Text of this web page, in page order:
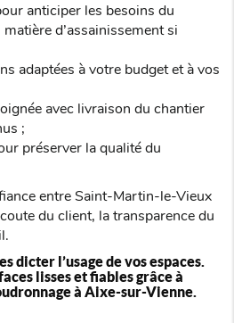
anticiper les besoins du
d’assainissement si
adaptées à votre budget et à vos
avec livraison du chantier
;
préserver la qualité du
entre Saint-Martin-le-Vieux
du client, la transparence du
dicter l’usage de vos espaces.
lisses et fiables grâce à
à Aixe-sur-Vienne.